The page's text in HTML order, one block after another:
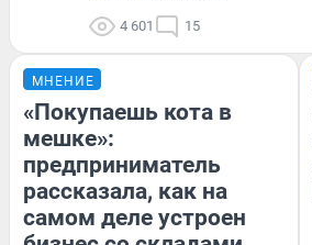
4 601 15
МНЕНИЕ
«Покупаешь кота в
мешке»:
предприниматель
рассказала, как на
самом деле устроен